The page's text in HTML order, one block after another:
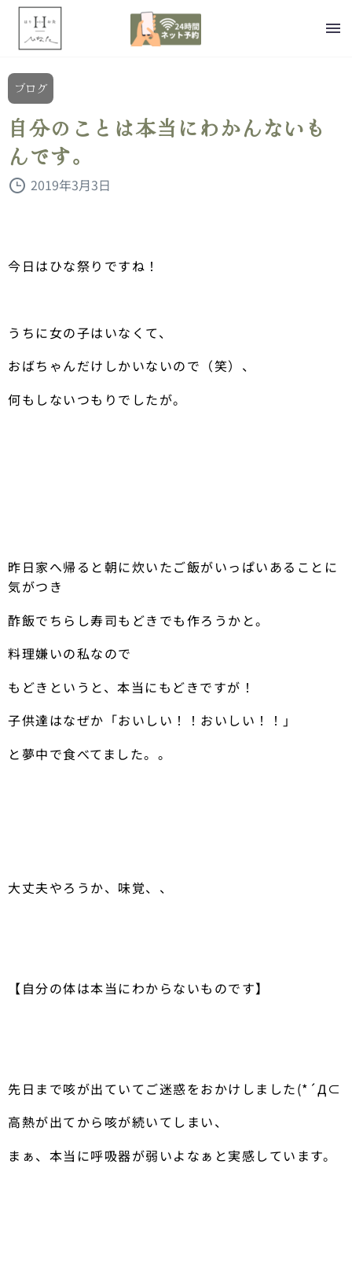
ブログ
自分のことは本当にわかんないも
んです。
2019年3月3日
今日はひな祭りですね！
うちに女の子はいなくて、
おばちゃんだけしかいないので（笑）、
何もしないつもりでしたが。
昨日家へ帰ると朝に炊いたご飯がいっぱいあることに
気がつき
酢飯でちらし寿司もどきでも作ろうかと。
料理嫌いの私なので
もどきというと、本当にもどきですが！
子供達はなぜか「おいしい！！おいしい！！」
と夢中で食べてました。。
大丈夫やろうか、味覚、、
【自分の体は本当にわからないものです】
先日まで咳が出ていてご迷惑をおかけしました(*´Д⊂
高熱が出てから咳が続いてしまい、
まぁ、本当に呼吸器が弱いよなぁと実感しています。